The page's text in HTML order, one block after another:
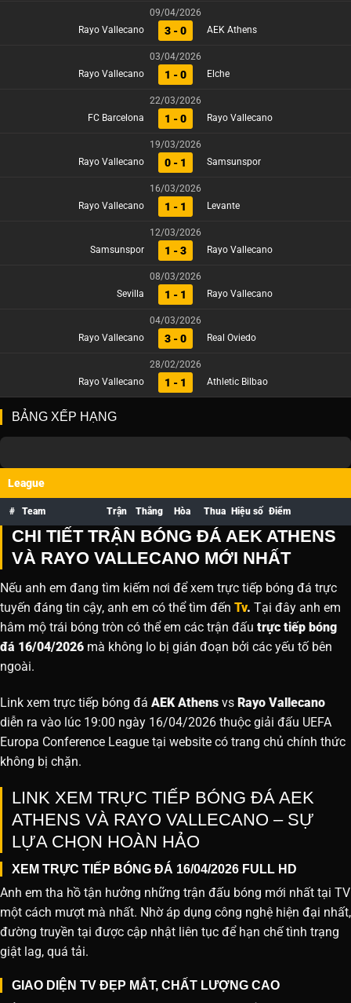
09/04/2026
Rayo Vallecano
3 - 0 AEK Athens
03/04/2026
Rayo Vallecano
1 - 0 Elche
22/03/2026
FC Barcelona
1 - 0 Rayo Vallecano
19/03/2026
Rayo Vallecano
0 - 1 Samsunspor
16/03/2026
Rayo Vallecano
1 - 1 Levante
12/03/2026
Samsunspor
1 - 3 Rayo Vallecano
08/03/2026
Sevilla
1 - 1 Rayo Vallecano
04/03/2026
Rayo Vallecano
3 - 0 Real Oviedo
28/02/2026
Rayo Vallecano
1 - 1 Athletic Bilbao
BẢNG XẾP HẠNG
League
# Team Trận Thắng Hòa Thua Hiệu số Điểm
CHI TIẾT TRẬN BÓNG ĐÁ AEK ATHENS
VÀ RAYO VALLECANO MỚI NHẤT
Nếu anh em đang tìm kiếm nơi để xem trực tiếp bóng đá trực
tuyến đáng tin cậy, anh em có thể tìm đến Tv. Tại đây anh em
hâm mộ trái bóng tròn có thể em các trận đấu trực tiếp bóng
đá 16/04/2026 mà không lo bị gián đoạn bởi các yếu tố bên
ngoài.
Link xem trực tiếp bóng đá AEK Athens vs Rayo Vallecano
diễn ra vào lúc 19:00 ngày 16/04/2026 thuộc giải đấu UEFA
Europa Conference League tại website có trang chủ chính thức
không bị chặn.
LINK XEM TRỰC TIẾP BÓNG ĐÁ AEK
ATHENS VÀ RAYO VALLECANO – SỰ
LỰA CHỌN HOÀN HẢO
XEM TRỰC TIẾP BÓNG ĐÁ 16/04/2026 FULL HD
Anh em tha hồ tận hưởng những trận đấu bóng mới nhất tại TV
một cách mượt mà nhất. Nhờ áp dụng công nghệ hiện đại nhất,
đường truyền tại được cập nhật liên tục để hạn chế tình trạng
giật lag, quá tải.
GIAO DIỆN TV ĐẸP MẮT, CHẤT LƯỢNG CAO